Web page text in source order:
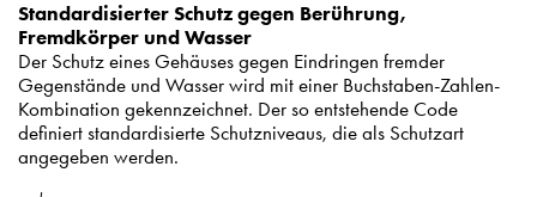
Standardisierter Schutz gegen Berührung,
Fremdkörper und Wasser
Der Schutz eines Gehäuses gegen Eindringen fremder
Gegenstände und Wasser wird mit einer Buchstaben-Zahlen-
Kombination gekennzeichnet. Der so entstehende Code
definiert standardisierte Schutzniveaus, die als Schutzart
angegeben werden.